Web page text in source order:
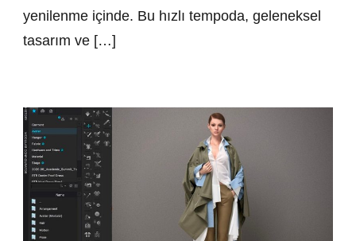
yenilenme içinde. Bu hızlı tempoda, geleneksel
tasarım ve […]